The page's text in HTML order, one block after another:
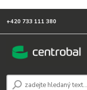
+420 733 111 380